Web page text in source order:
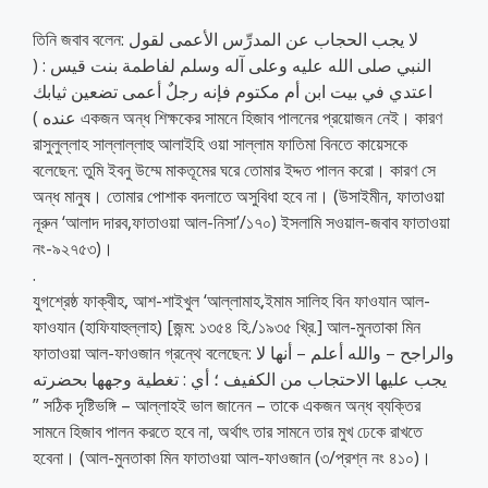
তিনি জবাব বলেন: لا يجب الحجاب عن المدرِّس الأعمى لقول
النبي صلى الله عليه وعلى آله وسلم لفاطمة بنت قيس : (
اعتدي في بيت ابن أم مكتوم فإنه رجلٌ أعمى تضعين ثيابك
عنده ) একজন অন্ধ শিক্ষকের সামনে হিজাব পালনের প্রয়োজন নেই। কারণ
রাসুলুল্লাহ সাল্লাল্লাহু আলাইহি ওয়া সাল্লাম ফাতিমা বিনতে কায়েসকে
বলেছেন: তুমি ইবনু উম্মে মাকতূমের ঘরে তোমার ইদ্দত পালন করো। কারণ সে
অন্ধ মানুষ। তোমার পোশাক বদলাতে অসুবিধা হবে না। (উসাইমীন, ফাতাওয়া
নূরুন ‘আলাদ দারব,ফাতাওয়া আল-নিসা’/১৭০) ইসলামি সওয়াল-জবাব ফাতাওয়া
নং-৯২৭৫৩)।
.
যুগশ্রেষ্ঠ ফাক্বীহ, আশ-শাইখুল ‘আল্লামাহ,ইমাম সালিহ বিন ফাওযান আল-
ফাওযান (হাফিযাহুল্লাহ) [জন্ম: ১৩৫৪ হি./১৯৩৫ খ্রি.] আল-মুনতাকা মিন
ফাতাওয়া আল-ফাওজান গ্রন্থে বলেছেন: والراجح – والله أعلم – أنها لا
يجب عليها الاحتجاب من الكفيف ؛ أي : تغطية وجهها بحضرته
” সঠিক দৃষ্টিভঙ্গি – আল্লাহই ভাল জানেন – তাকে একজন অন্ধ ব্যক্তির
সামনে হিজাব পালন করতে হবে না, অর্থাৎ তার সামনে তার মুখ ঢেকে রাখতে
হবেনা। (আল-মুনতাকা মিন ফাতাওয়া আল-ফাওজান (৩/প্রশ্ন নং ৪১০)।